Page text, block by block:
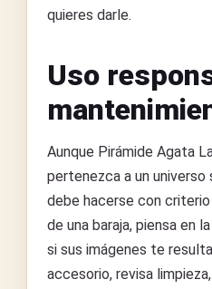
quieres darle.
Uso
Aunque Pirámide Agata
pertenezca a un universo
debe hacerse con
de una baraja, piensa en
si sus imágenes te
accesorio, revisa